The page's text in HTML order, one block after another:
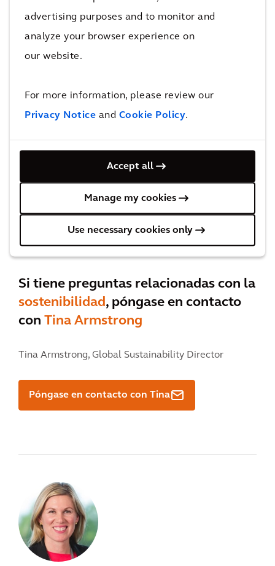
advertising purposes and to monitor and
analyze your browser experience on
our website.
For more information, please review our
Privacy Notice and Cookie Policy.
Accept all
Manage my cookies
Use necessary cookies only
contacto con Felipe Lima
Felipe Lima, Global Sales Director, Mobility
Si tiene preguntas relacionadas con la
sostenibilidad, póngase en contacto
con Tina Armstrong
Tina Armstrong, Global Sustainability Director
Póngase en contacto con Tina